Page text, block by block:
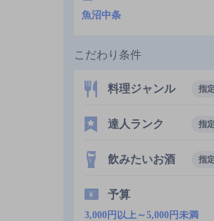
魚沼中条
こだわり条件
料理ジャンル 指
達人ランク 指
飲みたいお酒 指
予算
3,000円以上～5,000円未満